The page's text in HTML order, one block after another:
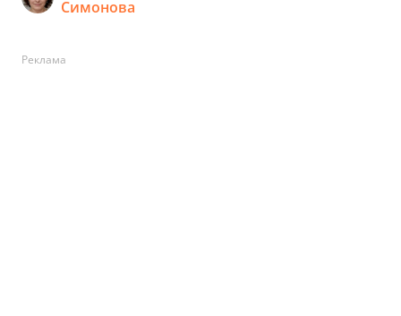
Симонова
Реклама